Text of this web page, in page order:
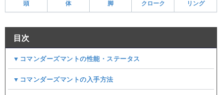
頭 体 脚 クローク リング
目次
▼コマンダーズマントの性能・ステータス
▼コマンダーズマントの入手方法